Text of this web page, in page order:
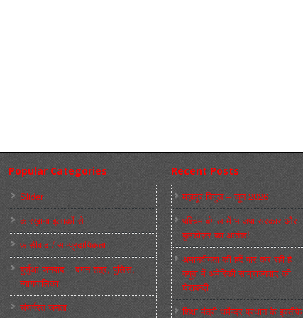
Popular Categories
Slider
कारख़ाना इलाक़ों से
फ़ासीवाद / साम्‍प्रदायिकता
बुर्जुआ जनवाद – दमन तंत्र, पुलिस,
न्‍यायपालिका
संघर्षरत जनता
Recent Posts
मज़दूर बिगुल – जून 2026
पश्चिम बंगाल में भाजपा सरकार और
बुलडोज़र का आतंक!
अमानवीयता की हदें पार कर रही है
क्यूबा में अमेरिकी साम्राज्यवाद की
घेराबन्दी
शिक्षा मंत्री धर्मेन्द्र प्रधान के इस्तीफ़े